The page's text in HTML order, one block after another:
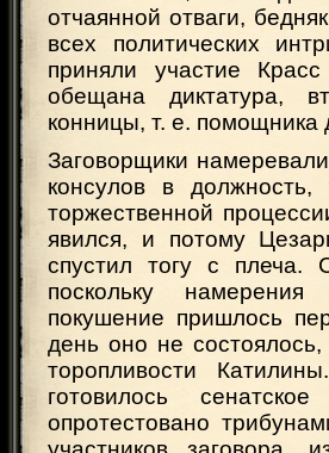
отчаянной отваги,
всех политических
приняли участие
обещана диктатура,
конницы, т. е. помощника
Заговорщики
консулов в
торжественной
явился, и потому
спустил тогу с плеча.
поскольку намерения
покушение пришлось
день оно не
торопливости
готовилось
опротестовано